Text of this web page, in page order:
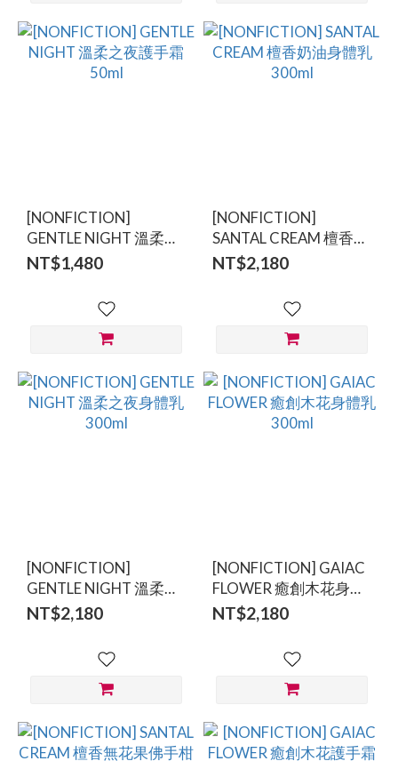
[NONFICTION]
GENTLE NIGHT 溫柔之
夜護手霜 50ml
NT$1,480
[NONFICTION]
SANTAL CREAM 檀香奶
油身體乳 300ml
NT$2,180
[NONFICTION]
GENTLE NIGHT 溫柔之
夜身體乳 300ml
NT$2,180
[NONFICTION] GAIAC
FLOWER 癒創木花身體
乳 300ml
NT$2,180